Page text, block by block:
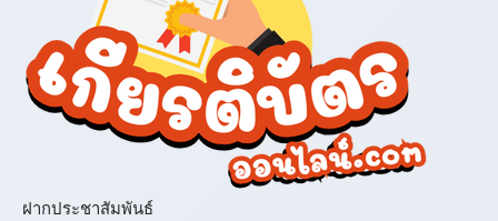
ฝากประชาสัมพันธ์